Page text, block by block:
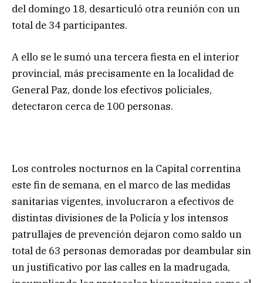
del domingo 18, desarticuló otra reunión con un
total de 34 participantes.
A ello se le sumó una tercera fiesta en el interior
provincial, más precisamente en la localidad de
General Paz, donde los efectivos policiales,
detectaron cerca de 100 personas.
Los controles nocturnos en la Capital correntina
este fin de semana, en el marco de las medidas
sanitarias vigentes, involucraron a efectivos de
distintas divisiones de la Policía y los intensos
patrullajes de prevención dejaron como saldo un
total de 63 personas demoradas por deambular sin
un justificativo por las calles en la madrugada,